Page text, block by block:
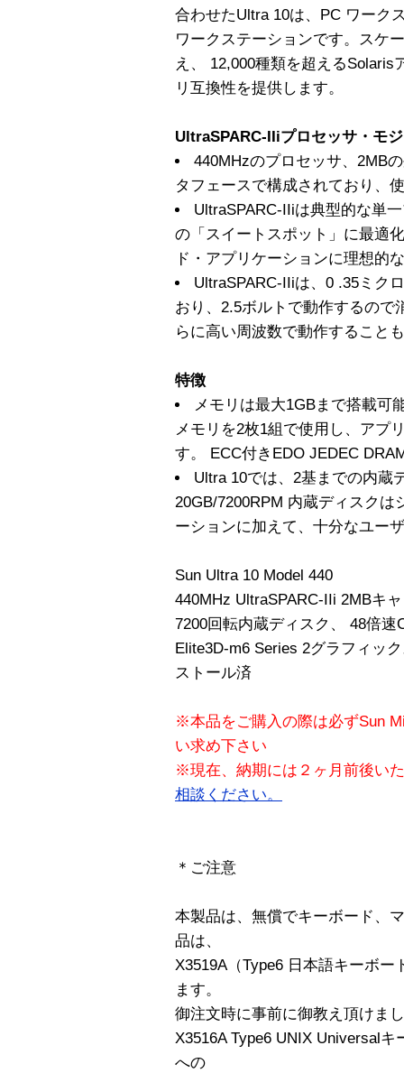
合わせたUltra 10は、PC ワーク
ワークステーションです。スケ
え、 12,000種類を超えるSolaris
リ互換性を提供します。
UltraSPARC-IIiプロセッサ・モ
440MHzのプロセッサ、2MB
タフェースで構成されており、
UltraSPARC-IIiは典型的な単
の「スイートスポット」に最適
ド・アプリケーションに理想的
UltraSPARC-IIiは、0 .35ミク
おり、2.5ボルトで動作するので
らに高い周波数で動作すること
特徴
メモリは最大1GBまで搭載可
メモリを2枚1組で使用し、アプ
す。 ECC付きEDO JEDEC
Ultra 10では、2基までの内蔵
20GB/7200RPM 内蔵ディスク
ーションに加えて、十分なユー
Sun Ultra 10 Model 440
440MHz UltraSPARC-IIi 2MBキ
7200回転内蔵ディスク、 48倍
Elite3D-m6 Series 2グラフィッ
ストール済
※本品をご購入の際は必ずSun
い求め下さい
※現在、納期には２ヶ月前後い
相談ください。
＊ご注意
本製品は、無償でキーボード、
品は、
X3519A（Type6 日本語キーボ
ます。
御注文時に事前に御教え頂けま
X3516A Type6 UNIX Universal
への